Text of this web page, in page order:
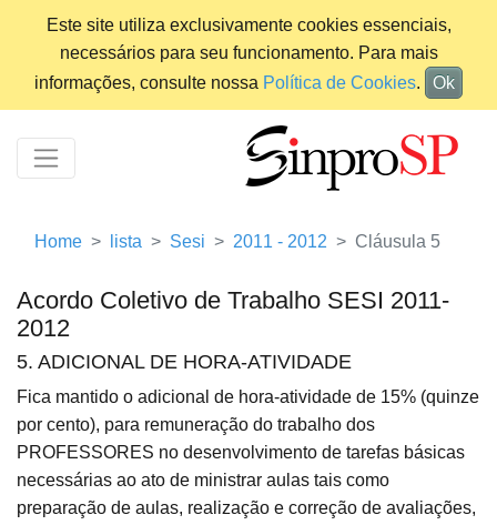
Este site utiliza exclusivamente cookies essenciais,
necessários para seu funcionamento. Para mais
informações, consulte nossa Política de Cookies. Ok
Home lista Sesi 2011 - 2012 Cláusula 5
Acordo Coletivo de Trabalho SESI 2011-
2012
5. ADICIONAL DE HORA-ATIVIDADE
Fica mantido o adicional de hora-atividade de 15% (quinze
por cento), para remuneração do trabalho dos
PROFESSORES no desenvolvimento de tarefas básicas
necessárias ao ato de ministrar aulas tais como
preparação de aulas, realização e correção de avaliações,